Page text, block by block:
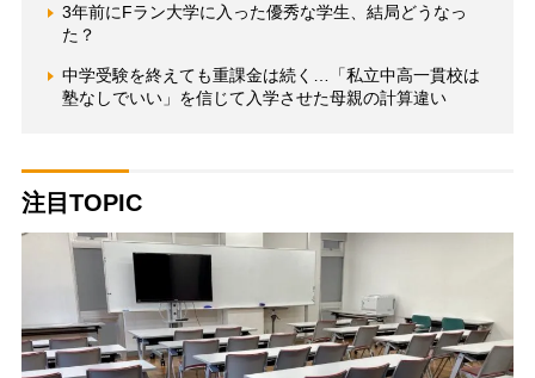
3年前にFラン大学に入った優秀な学生、結局どうなっ
た？
中学受験を終えても重課金は続く…「私立中高一貫校は
塾なしでいい」を信じて入学させた母親の計算違い
注目TOPIC